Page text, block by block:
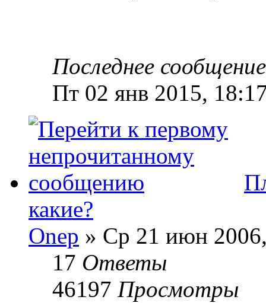
Последнее
Пт 02 янв 2015,
какие?
Onep » Ср 21 июн
17 Ответы
46197 Просмотры